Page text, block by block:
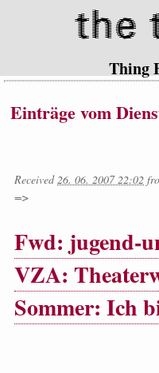
Thing
Einträge vom
Received26. 06. 2007 22:02
=>
Fwd: jugend-
VZA:
Sommer: Ich